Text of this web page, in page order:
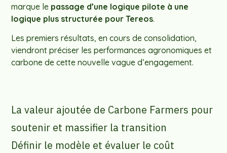
marque le passage d’une logique pilote à une
logique plus structurée pour Tereos.
Les premiers résultats, en cours de consolidation,
viendront préciser les performances agronomiques et
carbone de cette nouvelle vague d’engagement.
La valeur ajoutée de Carbone Farmers pour
soutenir et massifier la transition
Définir le modèle et évaluer le coût